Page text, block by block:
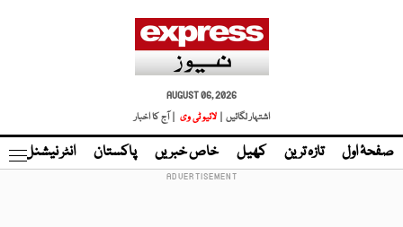
AUGUST 06, 2026
اشتہار لگائیں |
لائیو ٹی وی | آج کا اخبار
صفحۂ اول تازہ ترین کھیل خاص خبریں پاکستان انٹر نیشنل